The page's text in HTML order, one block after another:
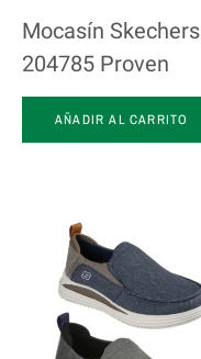
Mocasín Skechers
204785 Proven
AÑADIR AL CARRITO